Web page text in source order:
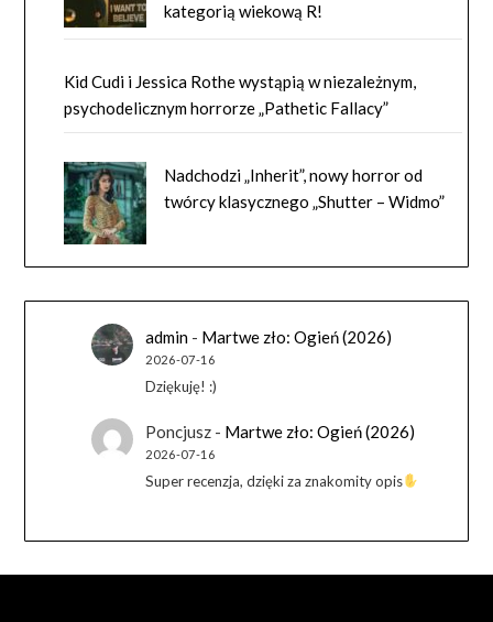
kategorią wiekową R!
Kid Cudi i Jessica Rothe wystąpią w niezależnym,
psychodelicznym horrorze „Pathetic Fallacy”
Nadchodzi „Inherit”, nowy horror od
twórcy klasycznego „Shutter – Widmo”
admin - Martwe zło: Ogień (2026)
2026-07-16
Dziękuję! :)
Poncjusz - Martwe zło: Ogień (2026)
2026-07-16
Super recenzja, dzięki za znakomity opis